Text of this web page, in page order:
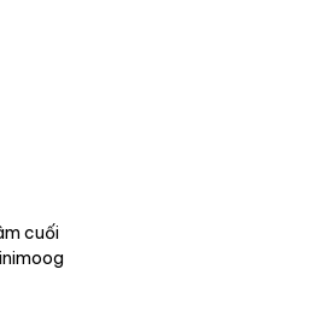
cuối